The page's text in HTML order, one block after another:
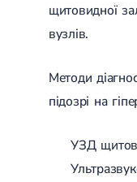
щитовидної
вузлів.
Методи
підозрі на
УЗД